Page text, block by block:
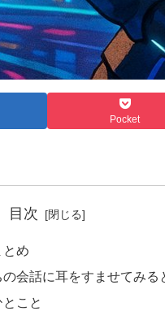
Pocket
目次
とめ
の会話に耳をすませてみ
こと